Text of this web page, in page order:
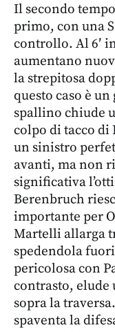
Il secondo
primo, con una
controllo. Al 6′
aumentano
la strepitosa
questo caso è
spallino chiude
colpo di tacco
un sinistro
avanti, ma non
significativa
Berenbruch
importante per
Martelli allarga
spedendola
pericolosa con
contrasto, elude
sopra la
spaventa la